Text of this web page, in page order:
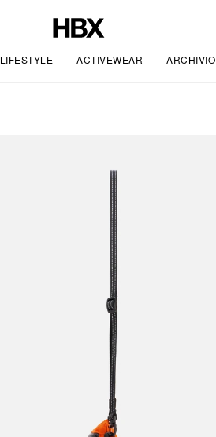
LIFESTYLE ACTIVEWEAR ARCHIVIO